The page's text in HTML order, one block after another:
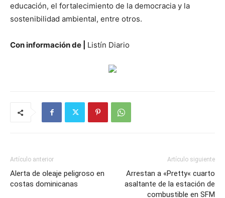
educación, el fortalecimiento de la democracia y la
sostenibilidad ambiental, entre otros.
Con información de | Listín Diario
Artículo anterior
Alerta de oleaje peligroso en
costas dominicanas
Artículo siguiente
Arrestan a «Pretty« cuarto
asaltante de la estación de
combustible en SFM